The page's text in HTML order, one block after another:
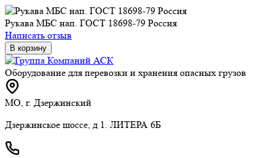
Рукава МБС нап. ГОСТ 18698-79 Россия
Написать отзыв
В корзину
Оборудование для перевозки и хранения опасных грузов
МО, г. Дзержинский
Дзержинское шоссе, д 1. ЛИТЕРА 6Б